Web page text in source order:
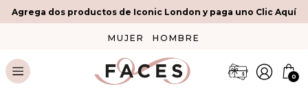
Agrega dos productos de Iconic London y paga uno Clic Aquí
MUJER HOMBRE
0